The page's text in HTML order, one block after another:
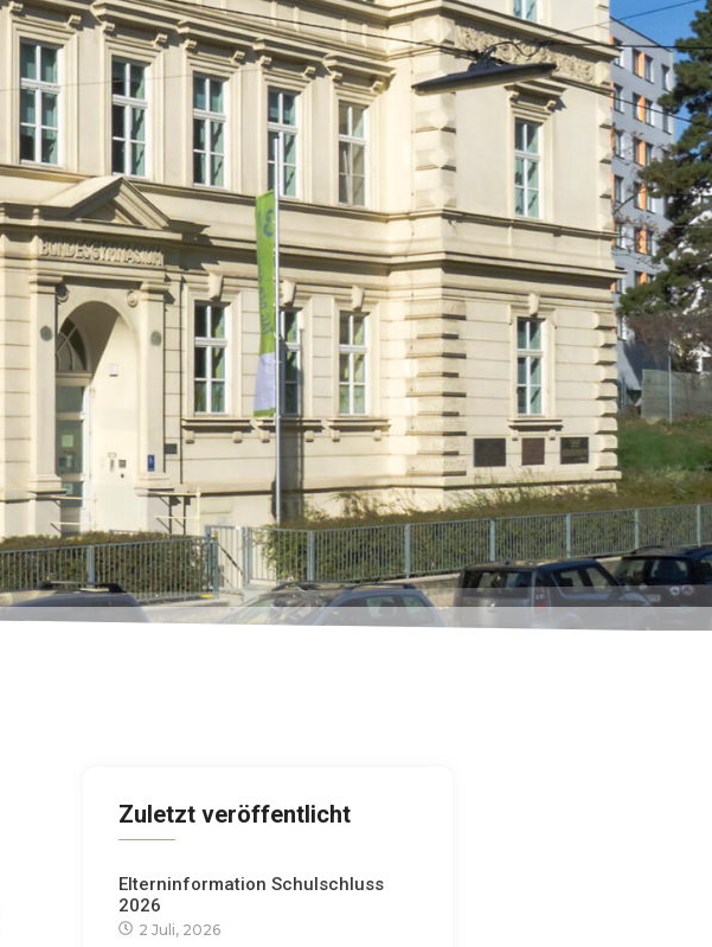
Zuletzt veröffentlicht
Elterninformation Schulschluss
2026
2 Juli, 2026